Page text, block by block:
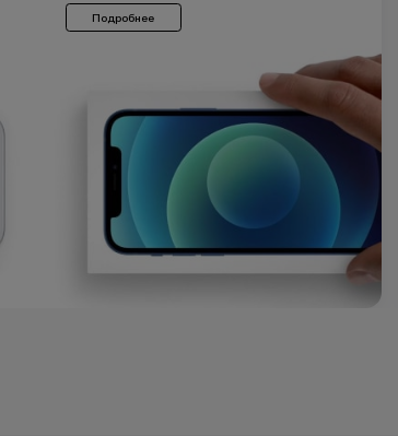
Подробнее